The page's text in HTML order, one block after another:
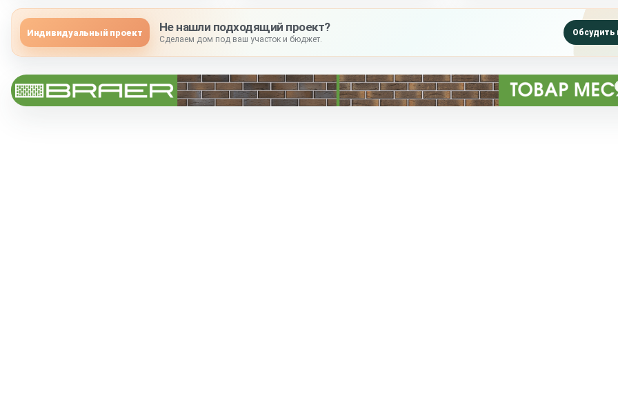
Индивидуальный проект Не нашли подходящий проект?
Сделаем дом под ваш участок и бюджет.
Обсудить